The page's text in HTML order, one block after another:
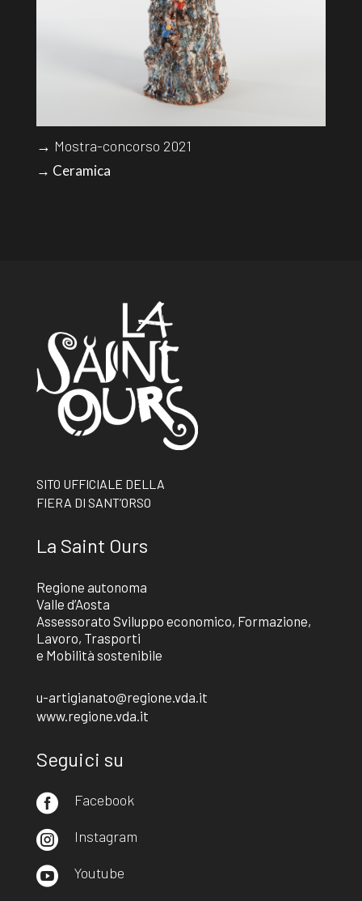
→ Mostra-concorso 2021
→ Ceramica
SITO UFFICIALE DELLA
FIERA DI SANT’ORSO
La Saint Ours
Regione autonoma
Valle d’Aosta
Assessorato Sviluppo economico, Formazione,
Lavoro, Trasporti
e Mobilità sostenibile
u-artigianato@regione.vda.it
www.regione.vda.it
Seguici su
 Facebook
 Instagram
 Youtube